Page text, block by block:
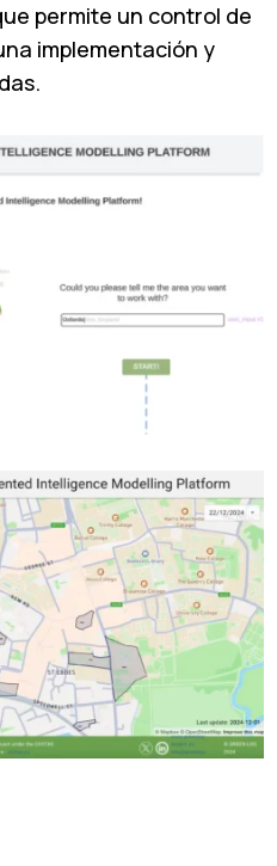
permite un control de
implementación y